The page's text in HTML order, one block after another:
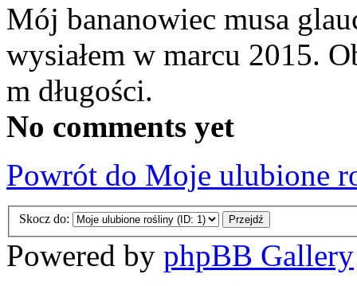
Mój bananowiec musa
wysiałem w marcu 2015.
m długości.
No comments yet
Powrót do Moje ulubione
Skocz do:
Powered by phpBB Gallery